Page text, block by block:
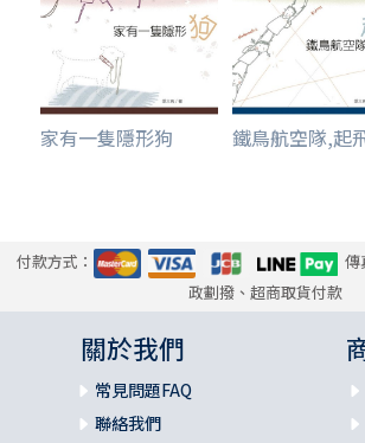
家有一隻隱形狗 鐵鳥航空隊,起
付款方式：
傳
政劃撥、超商取貨付款
關於我們
常見問題FAQ
聯絡我們